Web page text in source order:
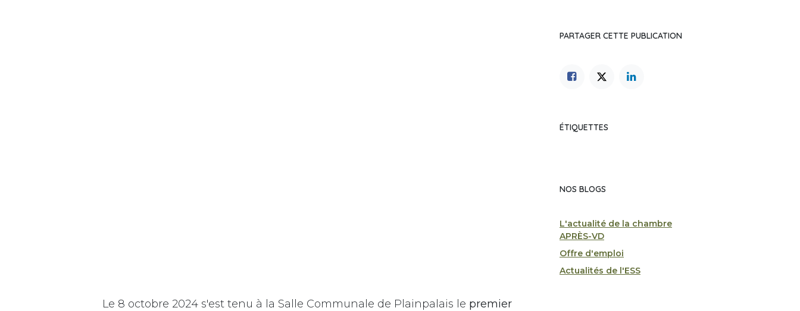
Le 8 octobre 2024 s'est tenu à la Salle Communale de Plainpalais le premier
PARTAGER CETTE PUBLICATION
ÉTIQUETTES
NOS BLOGS
L'actualité de la chambre
APRÈS-VD
Offre d'emploi
Actualités de l'ESS